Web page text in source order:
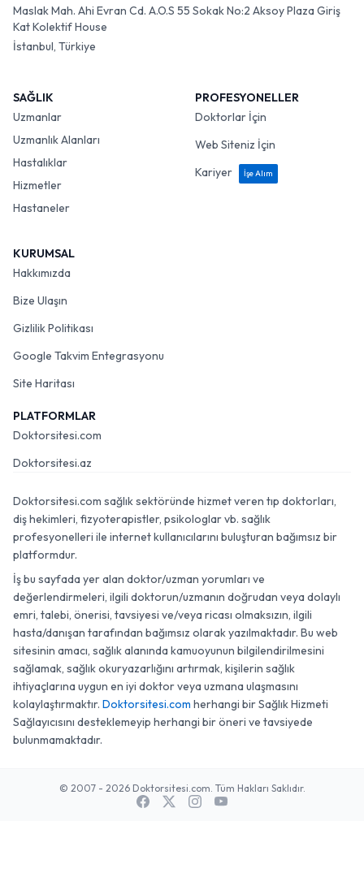
Maslak Mah. Ahi Evran Cd. A.O.S 55 Sokak No:2 Aksoy Plaza Giriş
Kat Kolektif House
İstanbul, Türkiye
SAĞLIK
Uzmanlar
Uzmanlık Alanları
Hastalıklar
Hizmetler
Hastaneler
PROFESYONELLER
Doktorlar İçin
Web Siteniz İçin
Kariyer
İşe Alım
KURUMSAL
Hakkımızda
Bize Ulaşın
Gizlilik Politikası
Google Takvim Entegrasyonu
Site Haritası
PLATFORMLAR
Doktorsitesi.com
Doktorsitesi.az
Doktorsitesi.com sağlık sektöründe hizmet veren tıp doktorları,
diş hekimleri, fizyoterapistler, psikologlar vb. sağlık
profesyonelleri ile internet kullanıcılarını buluşturan bağımsız bir
platformdur.
İş bu sayfada yer alan doktor/uzman yorumları ve
değerlendirmeleri, ilgili doktorun/uzmanın doğrudan veya dolaylı
emri, talebi, önerisi, tavsiyesi ve/veya ricası olmaksızın, ilgili
hasta/danışan tarafından bağımsız olarak yazılmaktadır. Bu web
sitesinin amacı, sağlık alanında kamuoyunun bilgilendirilmesini
sağlamak, sağlık okuryazarlığını artırmak, kişilerin sağlık
ihtiyaçlarına uygun en iyi doktor veya uzmana ulaşmasını
kolaylaştırmaktır. Doktorsitesi.com herhangi bir Sağlık Hizmeti
Sağlayıcısını desteklemeyip herhangi bir öneri ve tavsiyede
bulunmamaktadır.
© 2007 - 2026 Doktorsitesi.com. Tüm Hakları Saklıdır.